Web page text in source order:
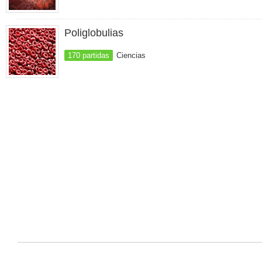
Poliglobulias
170 partidas Ciencias